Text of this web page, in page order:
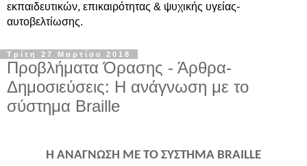
εκπαιδευτικών, επικαιρότητας & ψυχικής υγείας-
αυτοβελτίωσης.
Τρίτη 27 Μαρτίου 2018
Προβλήματα Όρασης - Άρθρα-
Δημοσιεύσεις: Η ανάγνωση με το
σύστημα Braille
Η ΑΝΑΓΝΩΣΗ ΜΕ ΤΟ ΣΥΣΤΗΜΑ BRAILLE